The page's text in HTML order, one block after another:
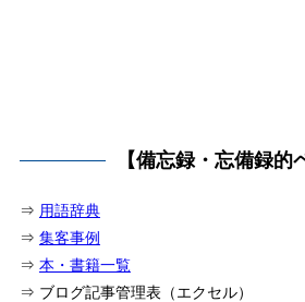
【備忘録・忘備録的
⇒ 用語辞典
⇒ 集客事例
⇒ 本・書籍一覧
⇒ ブログ記事管理表（エクセル）